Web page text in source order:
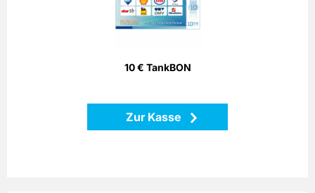
10 € TankBON
Zur Kasse
Bonago-Tankgutschein ist einlösbar per Telefon, Postalisch
oder Internet gegen Gutschein an zahlreichen